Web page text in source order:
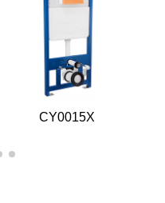
CY0015X